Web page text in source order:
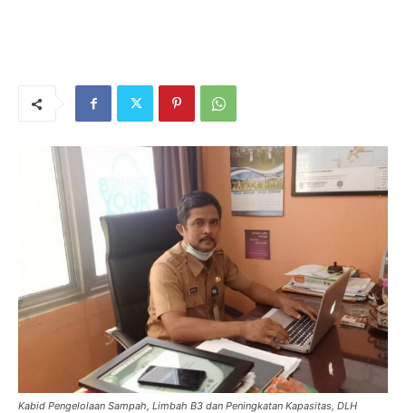
Kabid Pengelolaan Sampah, Limbah B3 dan Peningkatan Kapasitas, DLH